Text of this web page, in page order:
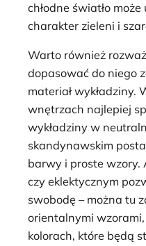
chłodne światło
charakter zieleni i
Warto również
dopasować do niego
materiał wykładziny.
wnętrzach najlepiej
wykładziny w
skandynawskim
barwy i proste wzory.
czy eklektycznym
swobodę – można tu
orientalnymi
kolorach, które będą